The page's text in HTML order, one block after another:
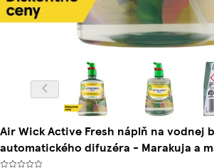
Air Wick Active Fresh náplň na vodnej
automatického difuzéra - Marakuja a